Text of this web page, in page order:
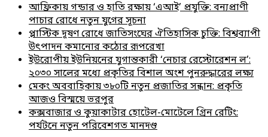
আফ্রিকায় গন্ডার ও হাতি রক্ষায় ‘এআই’ প্রযুক্তি: বন্যপ্রাণী
পাচার রোধে নতুন যুগের সূচনা
প্লাস্টিক দূষণ রোধে জাতিসংঘের ঐতিহাসিক চুক্তি: বিশ্বব্যাপী
উৎপাদন কমানোর কঠোর রূপরেখা
ইউরোপীয় ইউনিয়নের যুগান্তকারী ‘নেচার রেস্টোরেশন ল’:
২০৩০ সালের মধ্যে প্রকৃতির বিশাল অংশ পুনরুদ্ধারের লক্ষ্য
মেকং অববাহিকায় ৩৮০টি নতুন প্রজাতির সন্ধান: প্রকৃতি
আজও বিস্ময়ে ভরপুর
কক্সবাজার ও কুয়াকাটার হোটেল-মোটেলে গ্রিন রেটিং:
পর্যটনে নতুন পরিবেশগত মানদণ্ড